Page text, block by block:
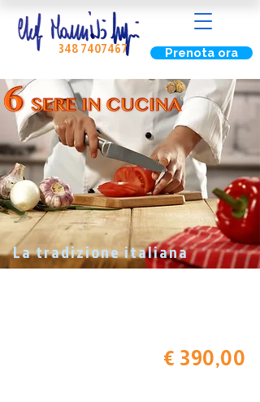
Prenota ora
348 7407467
La tradizione italiana
€ 390,00